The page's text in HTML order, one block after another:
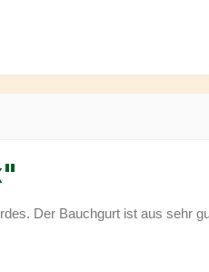
Der Bauchgurt ist aus sehr